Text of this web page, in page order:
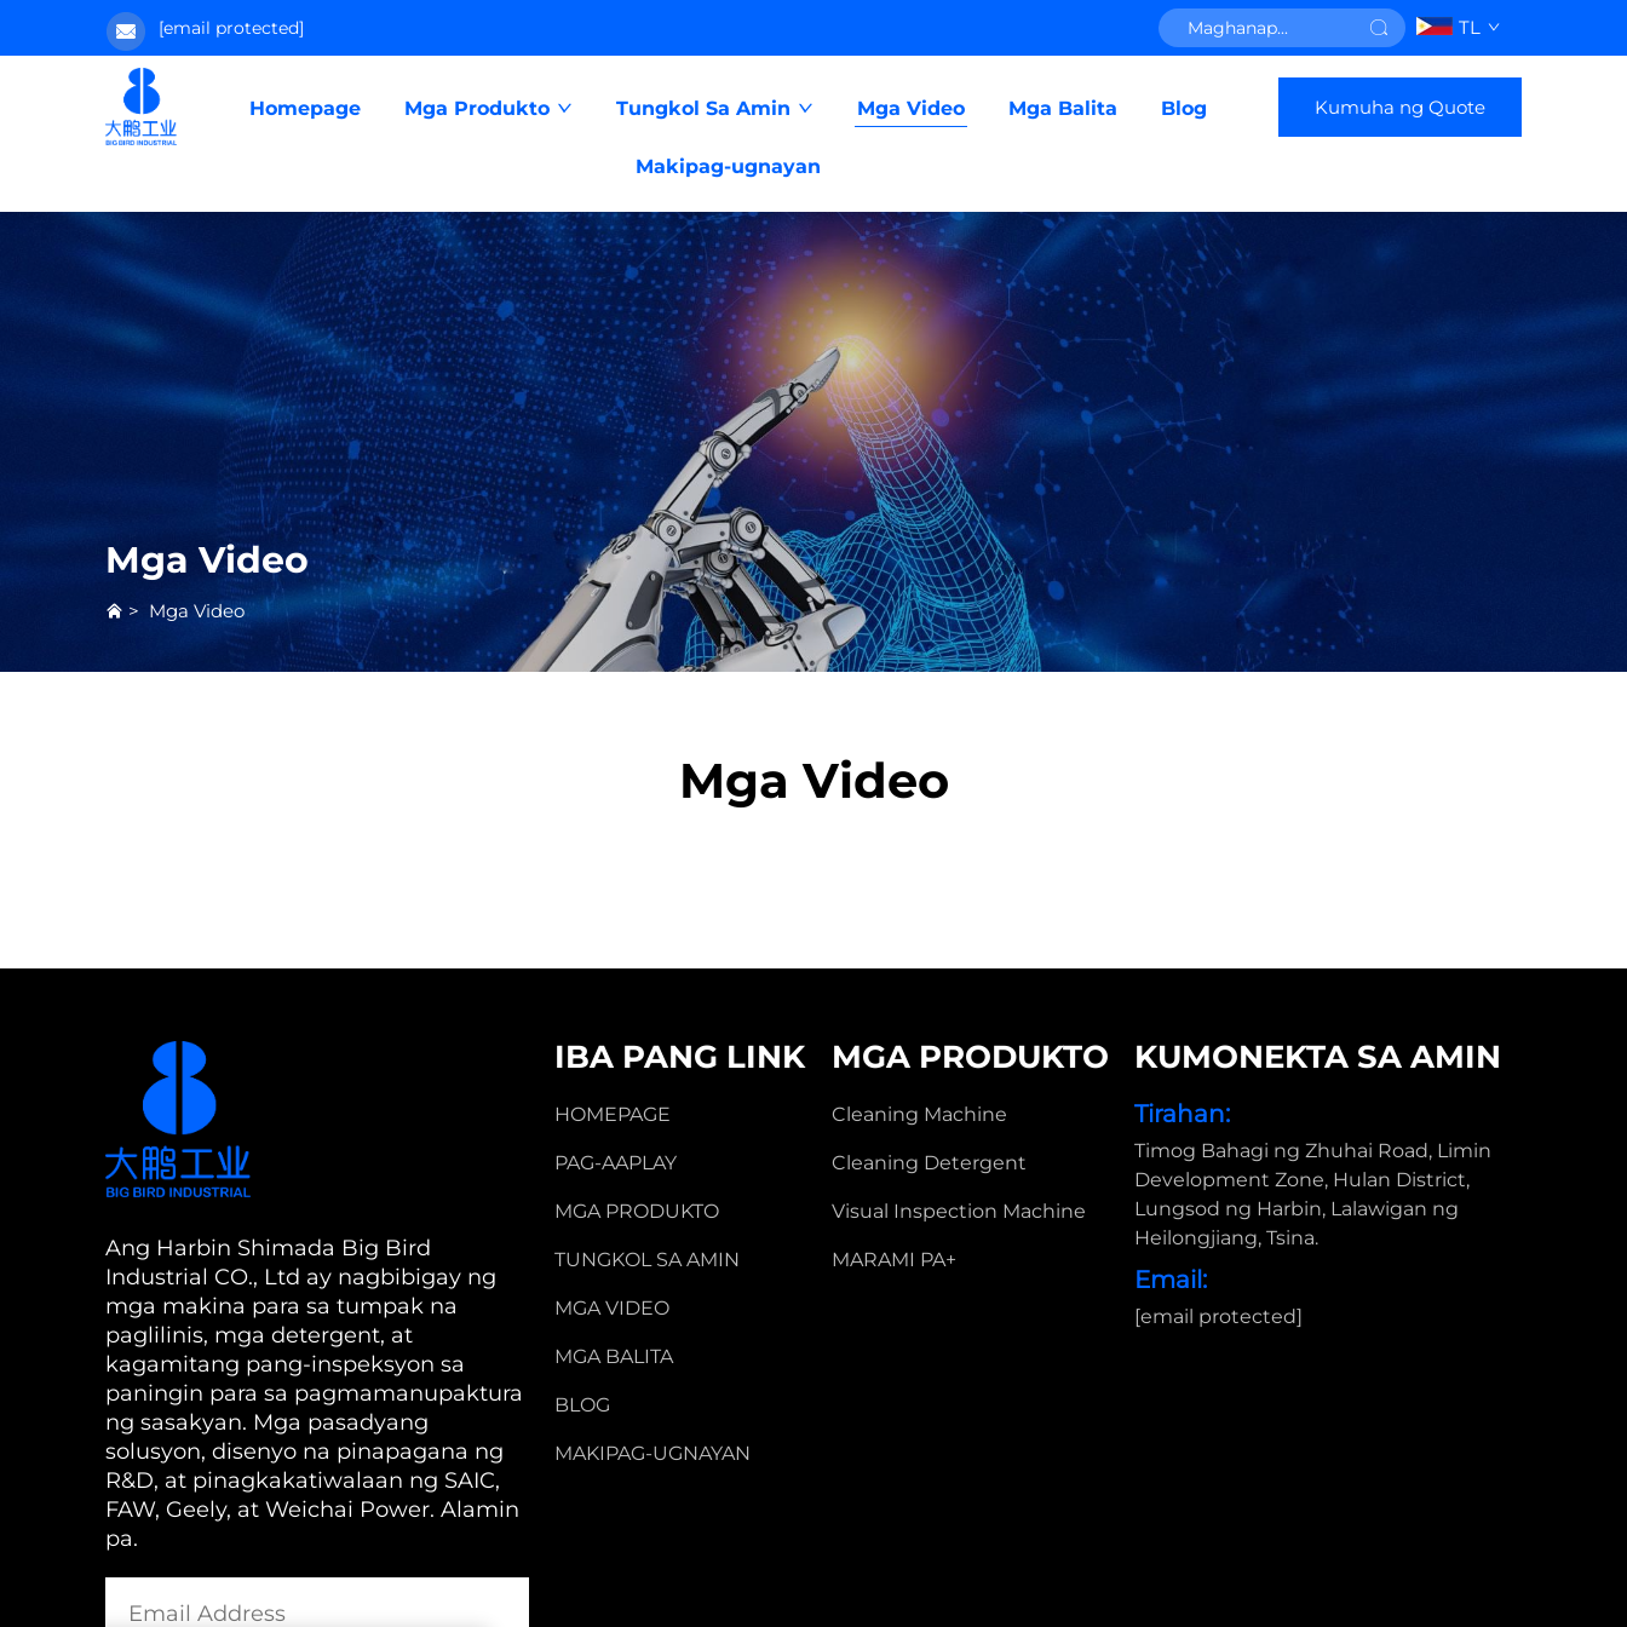
[email protected] TL
Homepage Mga Produkto Tungkol Sa Amin Mga Video Mga Balita Blog
Makipag-ugnayan
Kumuha ng Quote
Mga Video
> Mga Video
Mga Video
Ang Harbin Shimada Big Bird
Industrial CO., Ltd ay nagbibigay ng
mga makina para sa tumpak na
paglilinis, mga detergent, at
kagamitang pang-inspeksyon sa
paningin para sa pagmamanupaktura
ng sasakyan. Mga pasadyang
solusyon, disenyo na pinapagana ng
R&D, at pinagkakatiwalaan ng SAIC,
FAW, Geely, at Weichai Power. Alamin
pa.
IBA PANG LINK
HOMEPAGE
PAG-AAPLAY
MGA PRODUKTO
TUNGKOL SA AMIN
MGA VIDEO
MGA BALITA
BLOG
MAKIPAG-UGNAYAN
MGA PRODUKTO
Cleaning Machine
Cleaning Detergent
Visual Inspection Machine
MARAMI PA+
KUMONEKTA SA AMIN
Tirahan:
Timog Bahagi ng Zhuhai Road, Limin
Development Zone, Hulan District,
Lungsod ng Harbin, Lalawigan ng
Heilongjiang, Tsina.
Email:
[email protected]